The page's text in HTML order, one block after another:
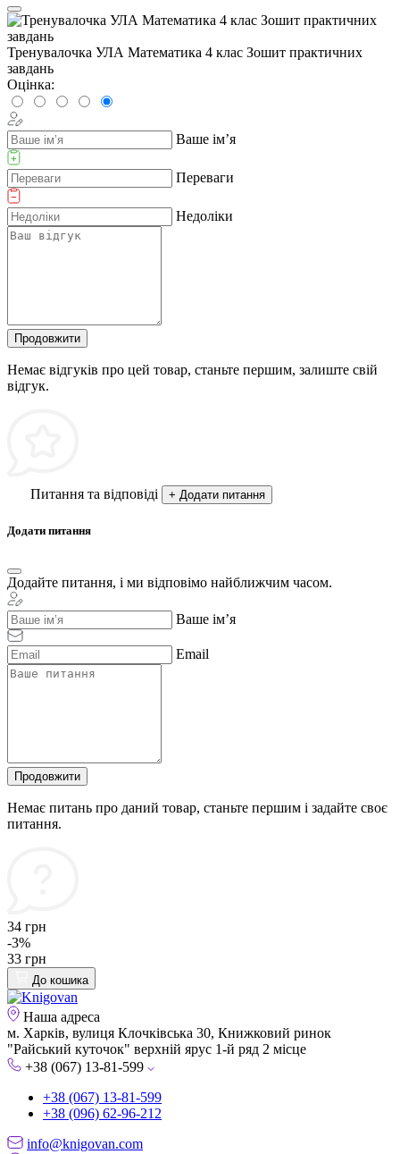
Тренувалочка УЛА Математика 4 клас Зошит практичних
завдань
Оцінка:
Ваше ім’я
Переваги
Недоліки
Продовжити
Немає відгуків про цей товар, станьте першим, залиште свій
відгук.
Питання та відповіді + Додати питання
Додати питання
Додайте питання, і ми відповімо найближчим часом.
Ваше ім’я
Email
Продовжити
Немає питань про даний товар, станьте першим і задайте своє
питання.
34 грн
-3%
33 грн
До кошика
Наша адреса
м. Харків, вулиця Клочківська 30, Книжковий ринок
"Райський куточок" верхній ярус 1-й ряд 2 місце
+38 (067) 13-81-599
+38 (067) 13-81-599
+38 (096) 62-96-212
info@knigovan.com